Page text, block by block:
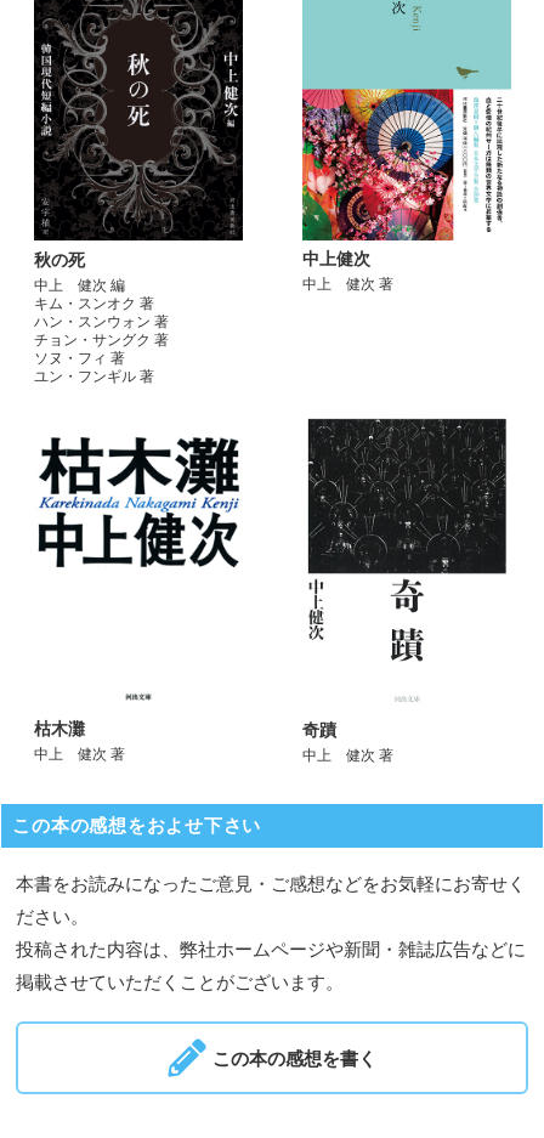
秋の死
中上 健次 編
キム・スンオク 著
ハン・スンウォン 著
チョン・サングク 著
ソヌ・フィ 著
ユン・フンギル 著
中上健次
中上 健次 著
枯木灘
中上 健次 著
奇蹟
中上 健次 著
この本の感想をおよせ下さい
本書をお読みになったご意見・ご感想などをお気軽にお寄せく
ださい。
投稿された内容は、弊社ホームページや新聞・雑誌広告などに
掲載させていただくことがございます。
この本の感想を書く